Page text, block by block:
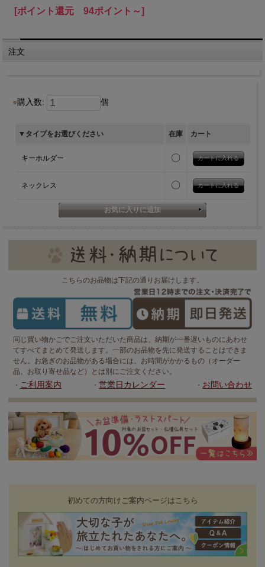
[ポイント還元 94ポイント～]
注文
購入数: 個
▼タイプをお選びください 在庫 カート
キーホルダー 〇
ネックレス 〇
こちらのお品物は下記の通りお届けします。
同じ買い物かごでご注文いただいた商品は、納期が一番遅いものにあわせ
てすべてまとめて発送します。一部のお品物を先に発送することはできま
せん。お急ぎのお品物がある場合には、お時間がかかるもの（オーダー
品、お取り寄せ品など）とは別にご注文ください。
・ ご利用案内 ・ 営業日カレンダー ・ お問い合わせ
初めての方向けご案内ページはこちら